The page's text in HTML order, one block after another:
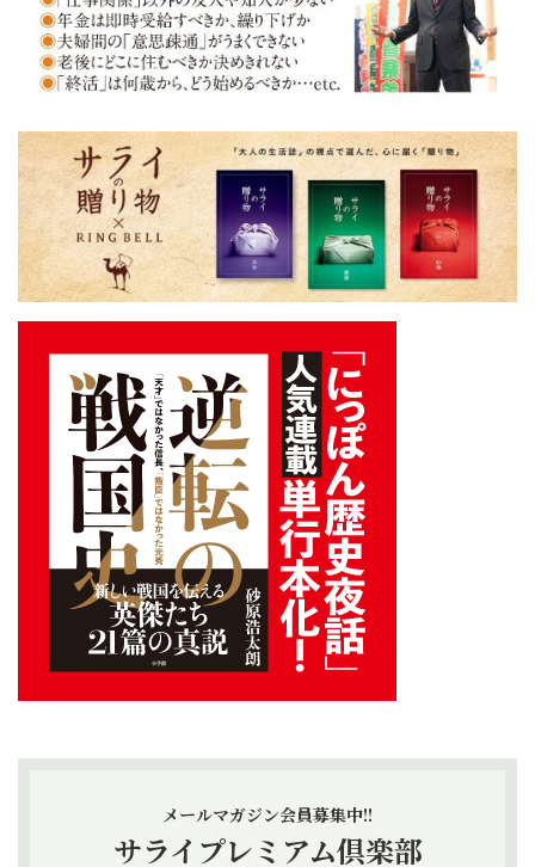
メールマガジン会員募集中!!
サライプレミアム倶楽部